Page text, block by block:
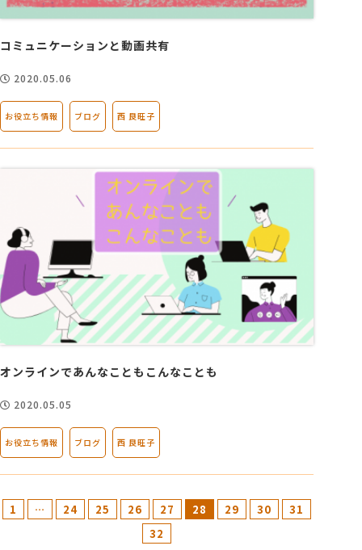
コミュニケーションと動画共有
2020.05.06
お役立ち情報 ブログ 西 良旺子
オンラインであんなこともこんなことも
2020.05.05
お役立ち情報 ブログ 西 良旺子
1 … 24 25 26 27 28 29 30
31
32